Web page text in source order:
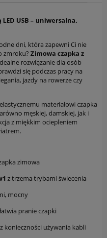
USB – uniwersalna,
dni, która zapewni Ci nie
zmroku? Zimowa czapka z
rozwiązanie dla osób
się podczas pracy na
jazdy na rowerze czy
materiałowi czapka
męskiej, damskiej, jak i
z miękkim ociepleniem
zimowa
z trzema trybami świecenia
mocny
pranie czapki
konieczności używania kabli